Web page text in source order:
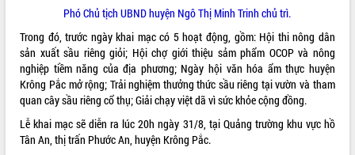
Khám bệnh, cấp phát thuốc miễn phí
và tặng quà người dân xã Cư Pui
Hội nghị UBND tỉnh Đắk Lắk thường kỳ
tháng 7/2026
Lễ truy tặng danh hiệu “Bà Mẹ Việt
Nam Anh hùng” và trao Huân chương
Lao động
UBND tỉnh Đắk Lắk triển khai nhiệm
vụ 6 tháng cuối năm 2026
ALBUM ẢNH
Phó Chủ tịch UBND huyện Ngô Thị Minh Trinh chủ trì.
Trong đó, trước ngày khai mạc có 5 hoạt động, gồm: Hội thi nông dân
sản xuất sầu riêng giỏi; Hội chợ giới thiệu sảm phẩm OCOP và nông
nghiệp tiềm năng của địa phương; Ngày hội văn hóa ẩm thực huyện
Krông Pắc mở rộng; Trải nghiệm thưởng thức sầu riêng tại vườn và tham
quan cây sầu riêng cổ thụ; Giải chạy việt dã vì sức khỏe cộng đồng.
Lễ khai mạc sẽ diễn ra lúc 20h ngày 31/8, tại Quảng trường khu vực hồ
Tân An, thị trấn Phước An, huyện Krông Pắc.